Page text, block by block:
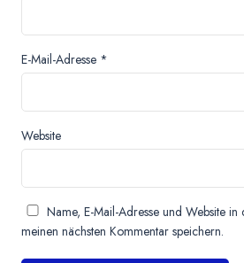
E-Mail-Adresse *
Website
Name, E-Mail-Adresse und Website
meinen nächsten Kommentar speichern.